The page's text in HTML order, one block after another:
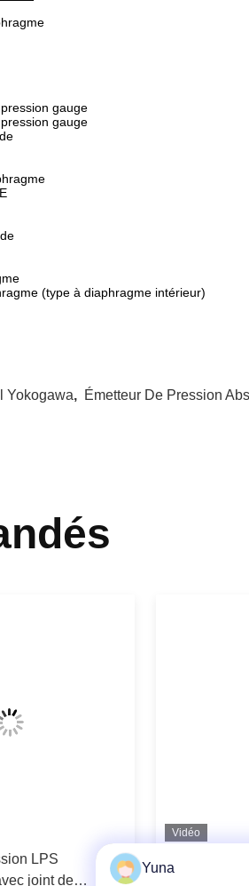
gauge
gauge
(type à diaphragme intérieur)
Yokogawa, Émetteur De Pression
LPS
joint de
Vidéo
Yuna